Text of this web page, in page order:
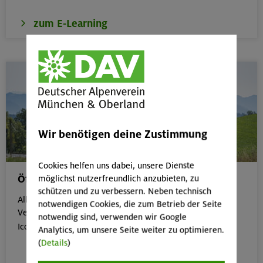
zum E-Learning
Öffentliche Anreise
Alle Veranstaltungen, die gut mit öffentlichen
Verkehrsmitteln erreichbar sind, erkennst du an dem
Icon:

Wir benötigen deine Zustimmung
Cookies helfen uns dabei, unsere Dienste
möglichst nutzerfreundlich anzubieten, zu
schützen und zu verbessern. Neben technisch
notwendigen Cookies, die zum Betrieb der Seite
notwendig sind, verwenden wir Google
Analytics, um unsere Seite weiter zu optimieren.
(Details)